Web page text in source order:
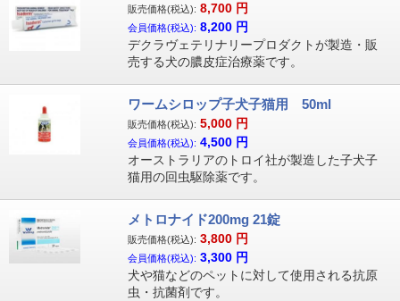
販売価格(税込): 8,700 円
会員価格(税込): 8,200 円
デクラヴェテリナリープロダクトが製造・販
売する犬の膿皮症治療薬です。
ワームシロップ子犬子猫用 50ml
販売価格(税込): 5,000 円
会員価格(税込): 4,500 円
オーストラリアのトロイ社が製造した子犬子
猫用の回虫駆除薬です。
メトロナイド200mg 21錠
販売価格(税込): 3,800 円
会員価格(税込): 3,300 円
犬や猫などのペットに対して使用される抗原
虫・抗菌剤です。